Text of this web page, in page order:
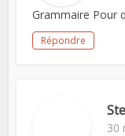
Grammaire Pour
Répondre
30